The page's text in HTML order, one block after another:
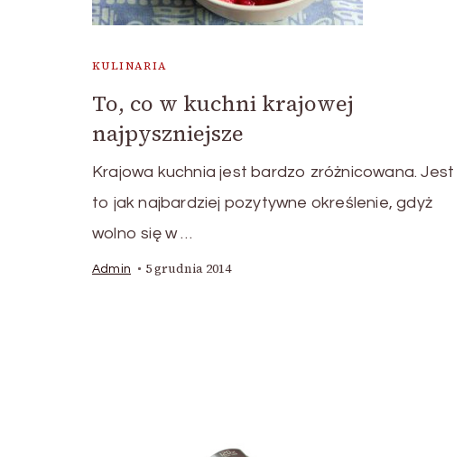
KULINARIA
To, co w kuchni krajowej
najpyszniejsze
Krajowa kuchnia jest bardzo zróżnicowana. Jest
to jak najbardziej pozytywne określenie, gdyż
wolno się w …
Admin 5 grudnia 2014